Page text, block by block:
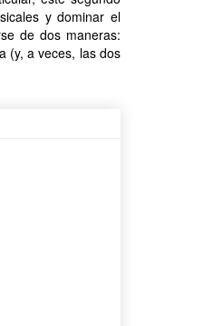
y dominar el
de dos maneras:
(y, a veces, las dos